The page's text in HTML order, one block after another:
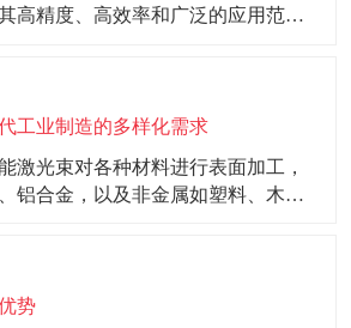
高精度、高效率和广泛的应用范
实现切割效果。这种非接触式的加
械磨损，还能确保切割边缘的
工业制造的多样化需求
激光束对各种材料进行表面加工，
铝合金，以及非金属如塑料、木材
够在不同材料上实现多样化的打标
，可形成氧化、镀铬或雕刻效果；
势